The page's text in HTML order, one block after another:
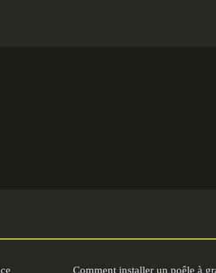
Comment installer un poêle à